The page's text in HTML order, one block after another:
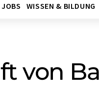
JOBS WISSEN & BILDUNG
von